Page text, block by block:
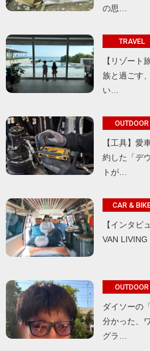
の思…
TRAVEL
【リゾート
族と過ごす
い…
OUTDOOR
【工具】愛
約した「デ
トが…
CAR &
【インタビ
VAN
OUTDOOR
ダイソーの
分かった、
グラ…